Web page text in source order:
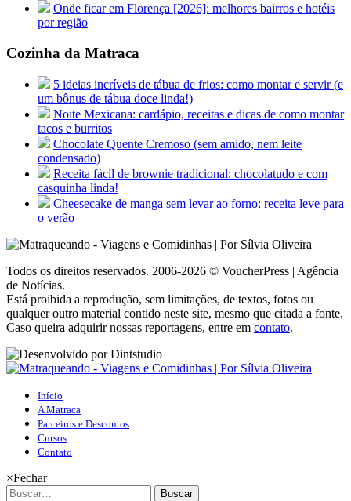
Onde ficar em Florença [2026]: melhores bairros e hotéis
por região
Cozinha da Matraca
5 ideias incríveis de tábua de frios: como montar e servir (e
um bônus de tábua doce linda!)
Noite Mexicana: cardápio, receitas e dicas de como montar
tacos e burritos
Chocolate Quente Cremoso (sem amido, nem leite
condensado)
Receita fácil de brownie tradicional: chocolatudo e com
casquinha linda!
Cheesecake de manga sem levar ao forno: receita leve para
o verão
Todos os direitos reservados. 2006-2026 © VoucherPress | Agência
de Notícias.
Está proibida a reprodução, sem limitações, de textos, fotos ou
qualquer outro material contido neste site, mesmo que citada a fonte.
Caso queira adquirir nossas reportagens, entre em contato.
Início
A Matraca
Parceiros e Descontos
Cursos
Contato
×Fechar
Buscar